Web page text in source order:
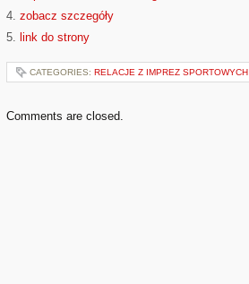
4. zobacz szczegóły
5. link do strony
CATEGORIES: RELACJE Z IMPREZ SPORTOWYCH
Comments are closed.